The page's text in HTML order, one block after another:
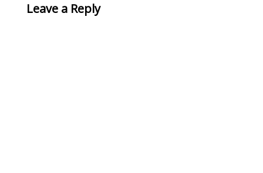
Leave a Reply